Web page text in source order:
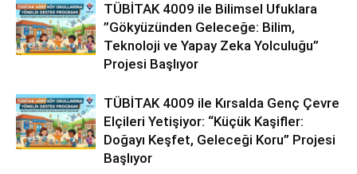
TÜBİTAK 4009 ile Bilimsel Ufuklara
”Gökyüzünden Geleceğe: Bilim,
Teknoloji ve Yapay Zeka Yolculuğu”
Projesi Başlıyor
TÜBİTAK 4009 ile Kırsalda Genç Çevre
Elçileri Yetişiyor: “Küçük Kaşifler:
Doğayı Keşfet, Geleceği Koru” Projesi
Başlıyor